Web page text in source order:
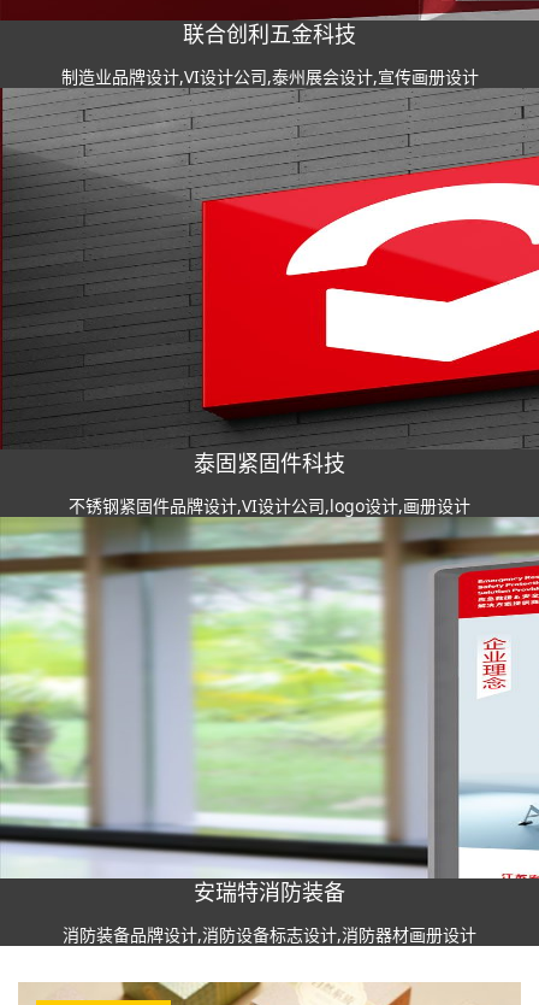
联合创利五金科技
制造业品牌设计,VI设计公司,泰州展会设计,宣传画册设计
泰固紧固件科技
不锈钢紧固件品牌设计,VI设计公司,logo设计,画册设计
安瑞特消防装备
消防装备品牌设计,消防设备标志设计,消防器材画册设计